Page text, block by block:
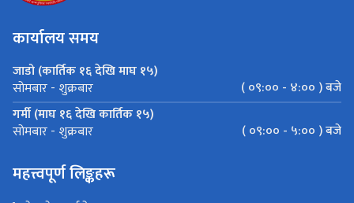
कार्यालय समय
जाडो (कार्तिक १६ देखि माघ १५)
सोमबार - शुक्रबार
( ०९:०० - ४:०० ) बजे
गर्मी (माघ १६ देखि कार्तिक १५)
सोमबार - शुक्रबार ( ०९:०० - ५:०० ) बजे
महत्त्वपूर्ण लिङ्कहरू